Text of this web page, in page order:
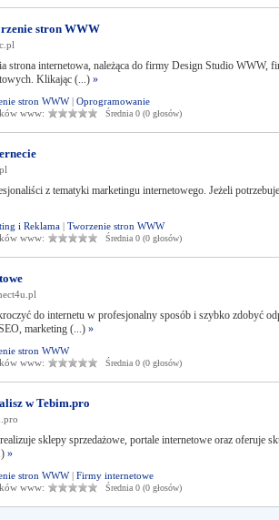
stron WWW
strona internetowa, należąca do firmy Design Studio WWW,
Klikając (...) »
stron WWW| Oprogramowanie
www:
Średnia 0 (0 głosów)
z tematyki marketingu internetowego. Jeżeli
i Reklama | Tworzenie stron WWW
www:
Średnia 0 (0 głosów)
do internetu w profesjonalny sposób i szybko zdobyć
marketing (...) »
stron WWW
www:
Średnia 0 (0 głosów)
w Tebim.pro
sklepy sprzedażowe, portale internetowe oraz oferuje
»
stron WWW| Firmy internetowe
www:
Średnia 0 (0 głosów)